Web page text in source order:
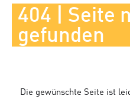
404 | Seite
gefunden
Die gewünschte Seite ist